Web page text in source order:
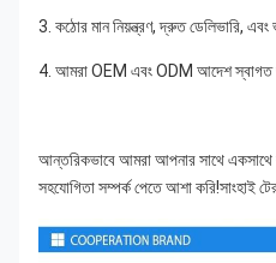
3. কঠোর মান নিয়ন্ত্রণ, দ্রুত ডেলিভারি,
4. আমরা OEM এবং ODM আদেশ স্বাগত
আন্তরিকভাবে আমরা আপনার সাথে
সহযোগিতা সম্পর্ক পেতে আশা করি!সাংহাই